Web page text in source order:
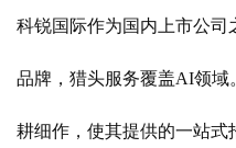
科锐国际作为国内上市公司
品牌，猎头服务覆盖AI领
耕细作，使其提供的一站式